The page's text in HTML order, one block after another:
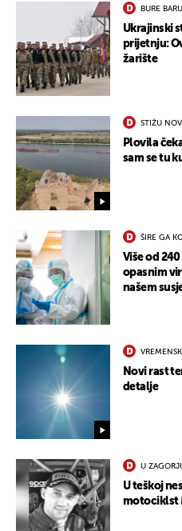
BURE
Ukrajinski
prijetnju:
žarište
STIŽU
Plovila
sam se tu
ŠIRE GA
Više od
opasnim
našem
Novi rast
detalje
U
U teškoj
motociklst
UKLJUČITE